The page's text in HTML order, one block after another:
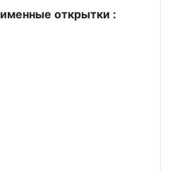
именные открытки :